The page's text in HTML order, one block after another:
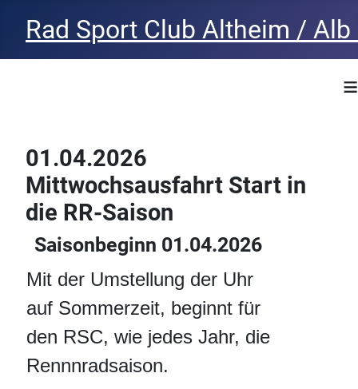
Rad Sport Club Altheim / Alb
≡
01.04.2026
Mittwochsausfahrt Start in
die RR-Saison
Saisonbeginn 01.04.2026
Mit der Umstellung der Uhr
auf Sommerzeit, beginnt für
den RSC, wie jedes Jahr, die
Rennnradsaison.